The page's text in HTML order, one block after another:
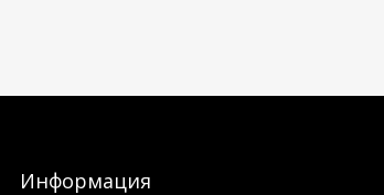
Информация